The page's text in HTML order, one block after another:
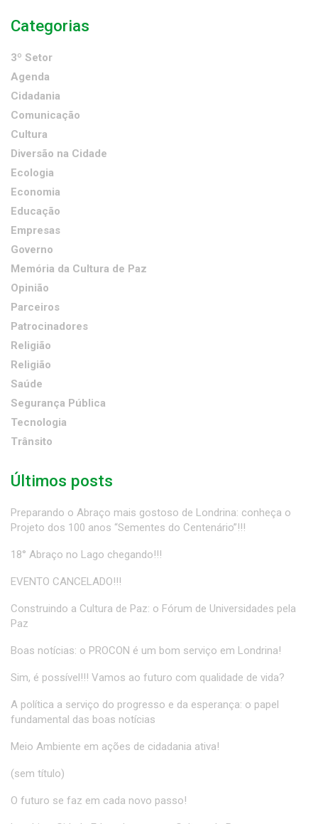
Categorias
3º Setor
Agenda
Cidadania
Comunicação
Cultura
Diversão na Cidade
Ecologia
Economia
Educação
Empresas
Governo
Memória da Cultura de Paz
Opinião
Parceiros
Patrocinadores
Religião
Religião
Saúde
Segurança Pública
Tecnologia
Trânsito
Últimos posts
Preparando o Abraço mais gostoso de Londrina: conheça o
Projeto dos 100 anos “Sementes do Centenário”!!!
18° Abraço no Lago chegando!!!
EVENTO CANCELADO!!!
Construindo a Cultura de Paz: o Fórum de Universidades pela
Paz
Boas notícias: o PROCON é um bom serviço em Londrina!
Sim, é possível!!! Vamos ao futuro com qualidade de vida?
A política a serviço do progresso e da esperança: o papel
fundamental das boas notícias
Meio Ambiente em ações de cidadania ativa!
(sem título)
O futuro se faz em cada novo passo!